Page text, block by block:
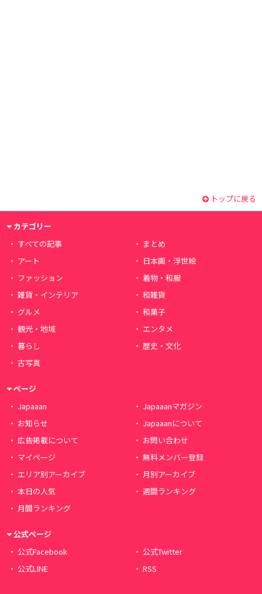
トップに戻る
カテゴリー
すべての記事
まとめ
アート
日本画・浮世絵
ファッション
着物・和服
雑貨・インテリア
和雑貨
グルメ
和菓子
観光・地域
エンタメ
暮らし
歴史・文化
古写真
ページ
Japaaan
Japaaanマガジン
お知らせ
Japaaanについて
広告掲載について
お問い合わせ
マイページ
無料メンバー登録
エリア別アーカイブ
月別アーカイブ
本日の人気
週間ランキング
月間ランキング
公式ページ
公式Facebook
公式Twitter
公式LINE
RSS